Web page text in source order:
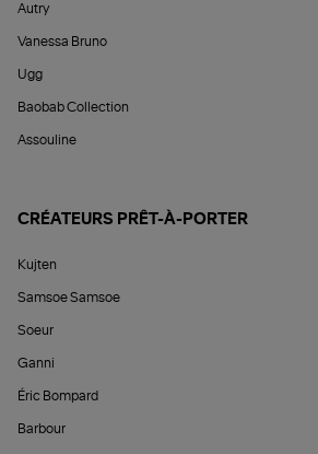
Autry
Vanessa Bruno
Ugg
Baobab Collection
Assouline
CRÉATEURS PRÊT-À-PORTER
Kujten
Samsoe Samsoe
Soeur
Ganni
Éric Bompard
Barbour